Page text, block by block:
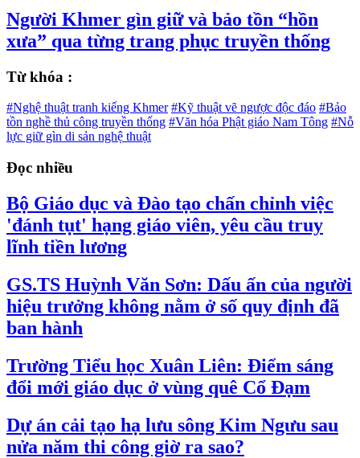
Người Khmer gìn giữ và bảo tồn “hồn
xưa” qua từng trang phục truyền thống
Từ khóa :
#Nghệ thuật tranh kiếng Khmer #Kỹ thuật vẽ ngược độc đáo #Bảo
tồn nghề thủ công truyền thống #Văn hóa Phật giáo Nam Tông #Nỗ
lực giữ gìn di sản nghệ thuật
Đọc nhiều
Bộ Giáo dục và Đào tạo chấn chỉnh việc
'đánh tụt' hạng giáo viên, yêu cầu truy
lĩnh tiền lương
GS.TS Huỳnh Văn Sơn: Dấu ấn của người
hiệu trưởng không nằm ở số quy định đã
ban hành
Trường Tiểu học Xuân Liên: Điểm sáng
đổi mới giáo dục ở vùng quê Cổ Đạm
Dự án cải tạo hạ lưu sông Kim Ngưu sau
nửa năm thi công giờ ra sao?